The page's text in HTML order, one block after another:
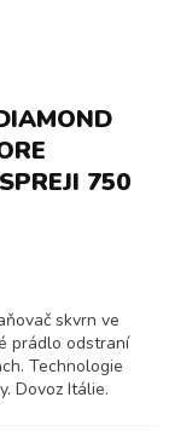
750
skvrn ve
prádlo odstraní
Technologie
Dovoz Itálie.